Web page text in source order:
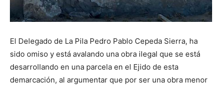
El Delegado de La Pila Pedro Pablo Cepeda Sierra, ha
sido omiso y está avalando una obra ilegal que se está
desarrollando en una parcela en el Ejido de esta
demarcación, al argumentar que por ser una obra menor